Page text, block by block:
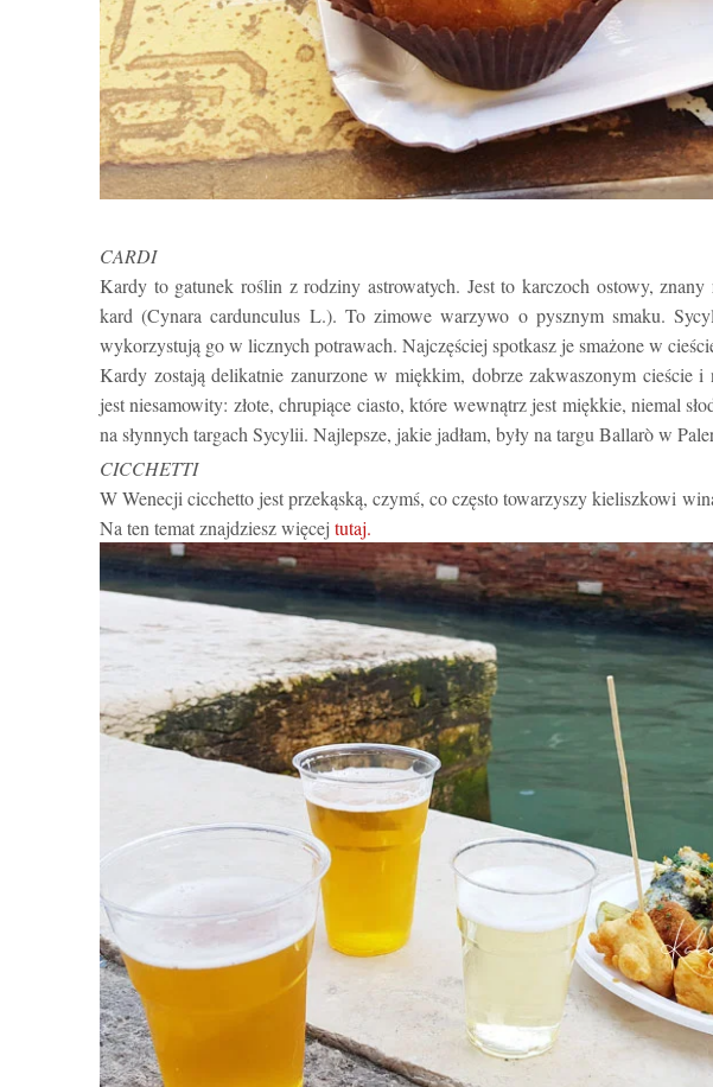
CARDI
Kardy to gatunek roślin z rodziny astrowatych. Jest to karczoch ostowy,
kard (Cynara cardunculus L.). To zimowe warzywo o pysznym smaku.
wykorzystują go w licznych potrawach. Najczęściej spotkasz je smażone w
Kardy zostają delikatnie zanurzone w miękkim, dobrze zakwaszonym cieście
jest niesamowity: złote, chrupiące ciasto, które wewnątrz jest miękkie, niemal
na słynnych targach Sycylii. Najlepsze, jakie jadłam, były na targu Ballarò w
CICCHETTI
W Wenecji cicchetto jest przekąską, czymś, co często towarzyszy kieliszkowi
Na ten temat znajdziesz więcej tutaj.